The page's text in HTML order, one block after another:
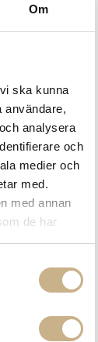
Om
ska kunna
användare,
analysera
och
medier och
med.
med annan
de har
Beställningsvara